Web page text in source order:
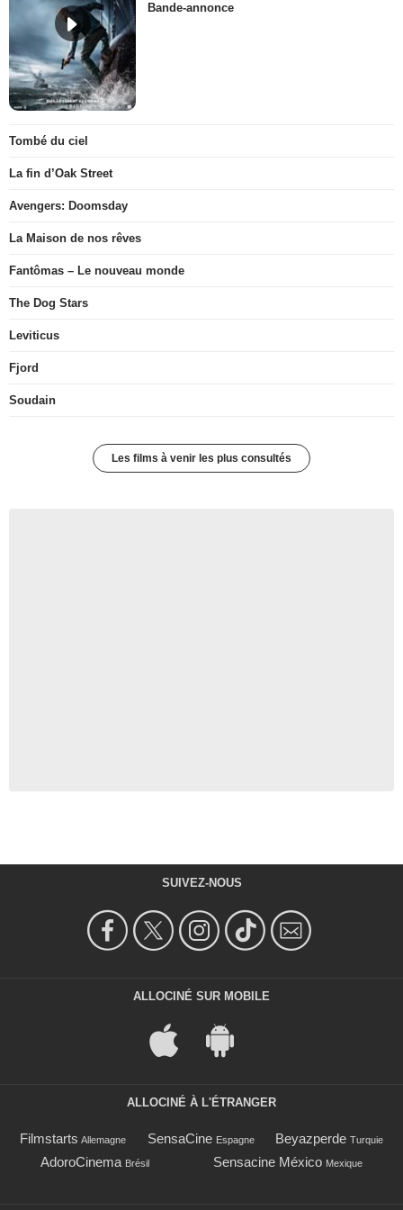
Bande-annonce
Tombé du ciel
La fin d’Oak Street
Avengers: Doomsday
La Maison de nos rêves
Fantômas – Le nouveau monde
The Dog Stars
Leviticus
Fjord
Soudain
Les films à venir les plus consultés
SUIVEZ-NOUS
ALLOCINÉ SUR MOBILE
ALLOCINÉ À L'ÉTRANGER
Filmstarts Allemagne SensaCine Espagne Beyazperde Turquie
AdoroCinema Brésil Sensacine México Mexique